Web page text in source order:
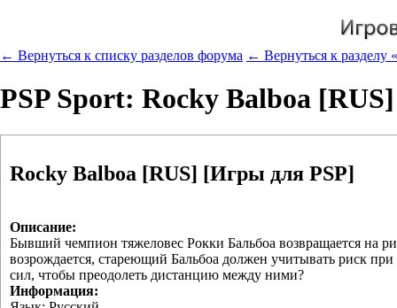
← Вернуться к списку разделов форума ← Вернуться к разделу
PSP Sport: Rocky Balboa
Rocky Balboa [RUS] [Игры для PSP]
Описание:
Бывший чемпион тяжеловес Рокки Бальбоа возвращается на
возрождается, стареющий Бальбоа должен учитывать риск
сил, чтобы преодолеть дистанцию между ними?
Информация: